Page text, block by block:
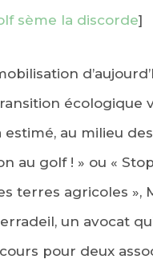
sème la discorde]
écologique
au milieu des
au golf ! » ou «
terres agricoles »,
un avocat
pour deux